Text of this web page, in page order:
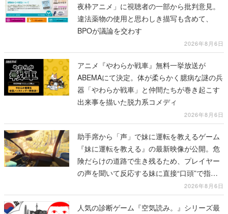
夜枠アニメ」に視聴者の一部から批判意見。
違法薬物の使用と思わしき描写も含めて、
BPOが議論を交わす
2026年8月6日
アニメ『やわらか戦車』無料一挙放送が
ABEMAにて決定。体が柔らかく臆病な謎の兵
器「やわらか戦車」と仲間たちが巻き起こす
出来事を描いた脱力系コメディ
2026年8月6日
助手席から「声」で妹に運転を教えるゲーム
『妹に運転を教える』の最新映像が公開。危
険だらけの道路で生き残るため、プレイヤー
の声を聞いて反応する妹に直接“口頭”で指示
2026年8月6日
人気の診断ゲーム『空気読み。』シリーズ最